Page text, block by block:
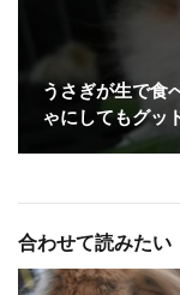
うさぎが生で食
ゃにしてもグッ
合わせて読みたい